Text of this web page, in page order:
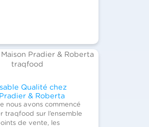
Qualité chez
& Roberta
nous avons commencé
traqfood sur l’ensemble
de vente, les